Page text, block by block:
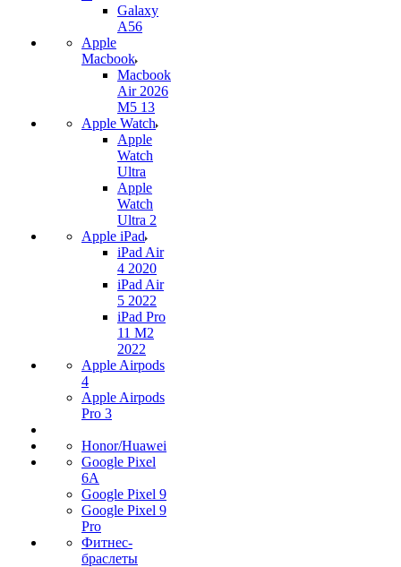
Galaxy
A56
Apple
Macbook
Macbook
Air 2026
M5 13
Apple Watch
Apple
Watch
Ultra
Apple
Watch
Ultra 2
Apple iPad
iPad Air
4 2020
iPad Air
5 2022
iPad Pro
11 M2
2022
Apple Airpods
4
Apple Airpods
Pro 3
Honor/Huawei
Google Pixel
6A
Google Pixel 9
Google Pixel 9
Pro
Фитнес-
браслеты